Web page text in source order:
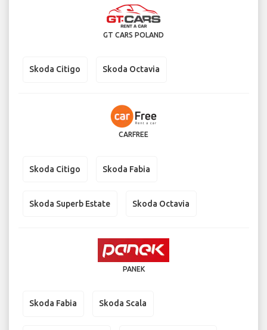
GT CARS POLAND
Skoda Citigo Skoda Octavia
CARFREE
Skoda Citigo Skoda Fabia
Skoda Superb Estate Skoda Octavia
PANEK
Skoda Fabia Skoda Scala